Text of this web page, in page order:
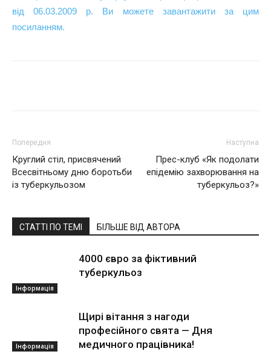
від 06.03.2009 р. Ви можете завантажити за цим
посиланням.
Попередня
Круглий стіл, присвячений
Всесвітньому дню боротьби
із туберкульозом
Наступна
Прес-клуб «Як подолати
епідемію захворювання на
туберкульоз?»
СТАТТІ ПО ТЕМІ БІЛЬШЕ ВІД АВТОРА
Інформація
4000 євро за фіктивний
туберкульоз
Інформація
Щирі вітання з нагоди
професійного свята — Дня
медичного працівника!